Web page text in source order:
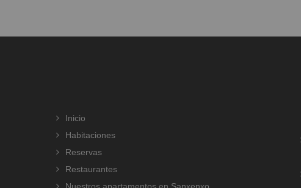
Inicio
Habitaciones
Reservas
Restaurantes